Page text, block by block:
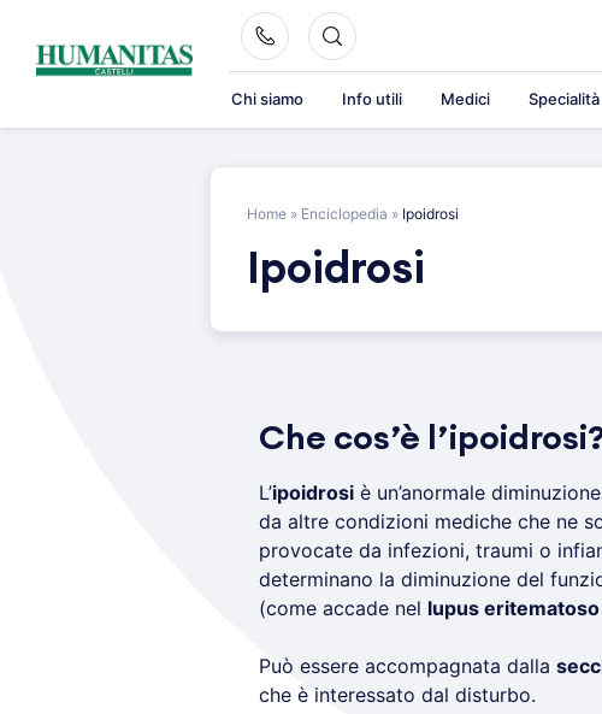
content
Chi siamo Info utili Medici
Home » Enciclopedia » Ipoidrosi
Ipoidrosi
Che cos’è
L’ipoidrosiè un’anormale
da altre condizioni mediche che ne
provocate da infezioni, traumi o
determinano la diminuzione del
(come accade nel lupus
Può essere accompagnata dalla
che è interessato dal disturbo.